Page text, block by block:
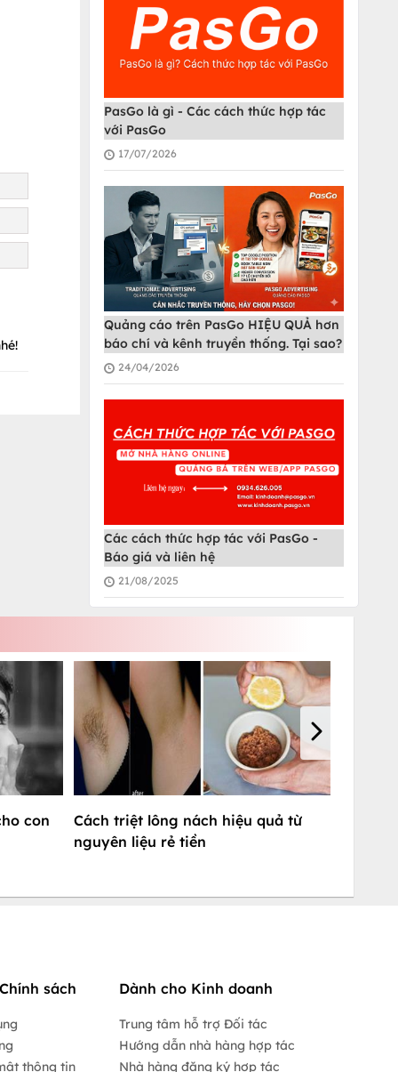
PasGo là gì - Các cách thức hợp tác
với PasGo
17/07/2026
Quảng cáo trên PasGo HIỆU QUẢ hơn
báo chí và kênh truyền thống. Tại sao?
24/04/2026
Các cách thức hợp tác với PasGo -
Báo giá và liên hệ
21/08/2025
con
Cách triệt lông nách hiệu quả từ
nguyên liệu rẻ tiền
sách
thông tin
Dành cho Kinh doanh
Trung tâm hỗ trợ Đối tác
Hướng dẫn nhà hàng hợp tác
Nhà hàng đăng ký hợp tác